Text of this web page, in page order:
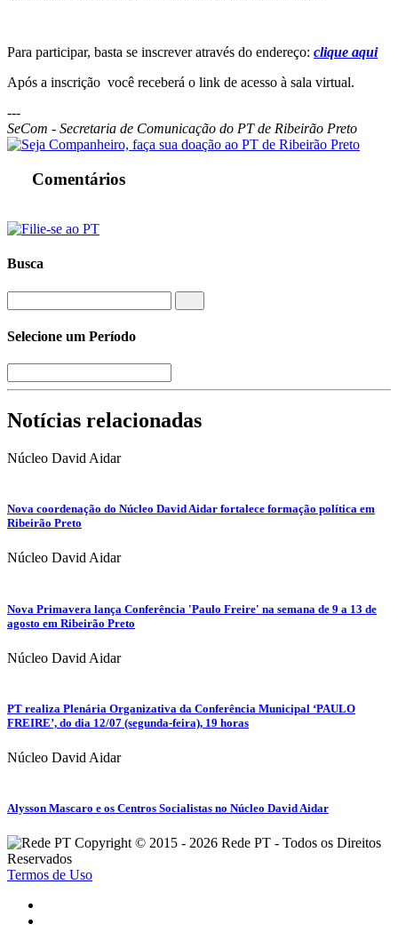
Para participar, basta se inscrever através do endereço: clique aqui
Após a inscrição você receberá o link de acesso à sala virtual.
---
SeCom - Secretaria de Comunicação do PT de Ribeirão Preto
Comentários
Busca
Selecione um Período
Notícias relacionadas
Núcleo David Aidar
Nova coordenação do Núcleo David Aidar fortalece formação política em
Ribeirão Preto
Núcleo David Aidar
Nova Primavera lança Conferência 'Paulo Freire' na semana de 9 a 13 de
agosto em Ribeirão Preto
Núcleo David Aidar
PT realiza Plenária Organizativa da Conferência Municipal ‘PAULO
FREIRE’, do dia 12/07 (segunda-feira), 19 horas
Núcleo David Aidar
Alysson Mascaro e os Centros Socialistas no Núcleo David Aidar
Copyright © 2015 - 2026 Rede PT - Todos os Direitos
Reservados
Termos de Uso